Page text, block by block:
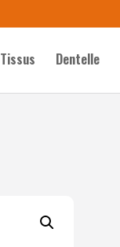
Tissus Dentelle